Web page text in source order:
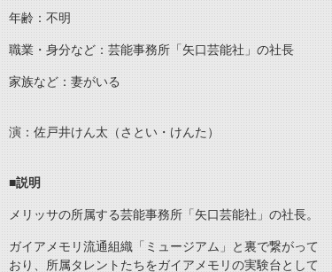
年齢：不明
職業・身分など：芸能事務所「矢口芸能社」の社長
家族など：妻がいる
演：佐戸井けん太（さとい・けんた）
■説明
メリッサの所属する芸能事務所「矢口芸能社」の社長。
ガイアメモリ流通組織「ミュージアム」と裏で繋がって
おり、所属タレントたちをガイアメモリの実験台として